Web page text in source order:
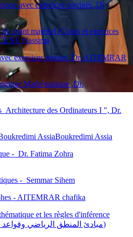
avec exercices corrigés, Dr
point matériel (Cours et exercices
Nassima
exercices résolus, Dr. AITEMRAR
Mathématique ,Dr.
Architecture des Ordinateurs I ", Dr.
AssiaBoukredimi Assia
- Dr. Fatima Zohra
- Semmar Sihem
- AITEMRAR chafika
et les règles d'inférence
sportive (مبادئ المنطق الرياضي وقواعد الاستدلال الرياضي)